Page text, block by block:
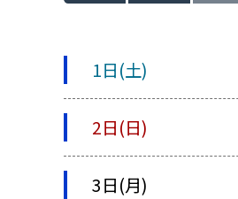
1日(土)
2日(日)
3日(月)